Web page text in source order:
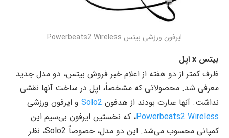
ایرفون ورزشی بیتس Powerbeats2 Wireless
بیتس x اپل
ظرف کمتر از دو هفته از اعلام خبر فروش بیتس، دو مدل جدید
معرفی شد. محصولاتی که مشخصاً، اپل در ساخت آنها نقشی
نداشت. آنها عبارت بودند از هدفون Solo2 و ایرفون ورزشی
Powerbeats2 Wireless، که نخستین ایرفون بی‌سیم این
کمپانی محسوب می‌شد. این دو مدل، خصوصاً Solo2، نظر